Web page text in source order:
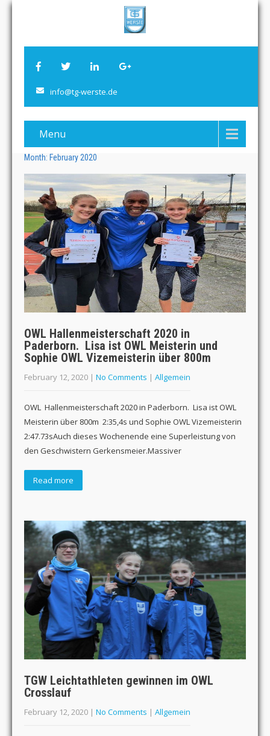
info@tg-werste.de
Menu
Month: February 2020
OWL Hallenmeisterschaft 2020 in
Paderborn. Lisa ist OWL Meisterin und
Sophie OWL Vizemeisterin über 800m
February 12, 2020 | No Comments | Allgemein
OWL Hallenmeisterschaft 2020 in Paderborn. Lisa ist OWL
Meisterin über 800m 2:35,4s und Sophie OWL Vizemeisterin
2:47.73sAuch dieses Wochenende eine Superleistung von
den Geschwistern Gerkensmeier.Massiver
Read more
TGW Leichtathleten gewinnen im OWL
Crosslauf
February 12, 2020 | No Comments | Allgemein